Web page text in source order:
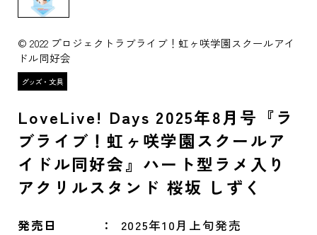
© 2022 プロジェクトラブライブ！虹ヶ咲学園スクールアイ
ドル同好会
LoveLive! Days 2025年8月号『ラ
ブライブ！虹ヶ咲学園スクールア
イドル同好会』ハート型ラメ入り
アクリルスタンド 桜坂 しずく
発売日 2025年10月上旬発売